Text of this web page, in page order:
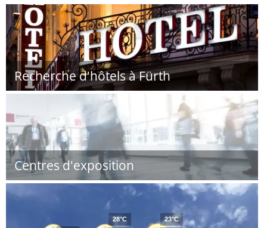
Recherche d'hôtels à Fürth
Centres d'exposition
28°C
23°C